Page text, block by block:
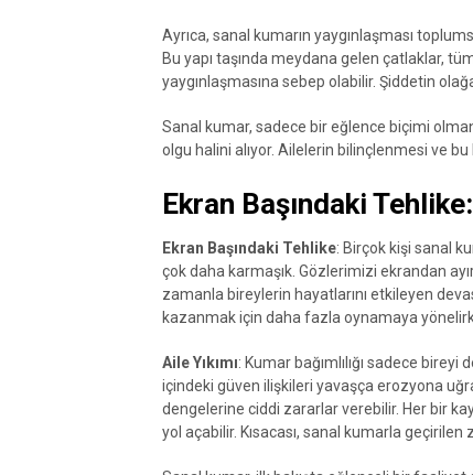
Ayrıca, sanal kumarın yaygınlaşması
Bu yapı taşında meydana gelen çatlaklar,
yaygınlaşmasına sebep olabilir. Şiddetin
Sanal kumar, sadece bir eğlence biçimi
olgu halini alıyor. Ailelerin bilinçlenmesi ve
Ekran Başındaki
Ekran Başındaki Tehlike: Birçok kişi sanal
çok daha karmaşık. Gözlerimizi ekrandan
zamanla bireylerin hayatlarını etkileyen
kazanmak için daha fazla oynamaya
Aile Yıkımı: Kumar bağımlılığı sadece
içindeki güven ilişkileri yavaşça erozyona
dengelerine ciddi zararlar verebilir. Her bir
yol açabilir. Kısacası, sanal kumarla